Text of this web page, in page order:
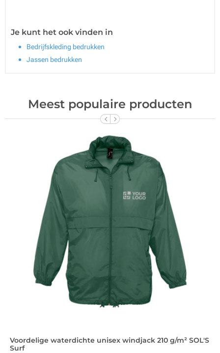
Je kunt het ook vinden in
Bedrijfskleding bedrukken
Jassen bedrukken
Meest populaire producten
Voordelige waterdichte unisex windjack 210 g/m² SOL'S
Surf